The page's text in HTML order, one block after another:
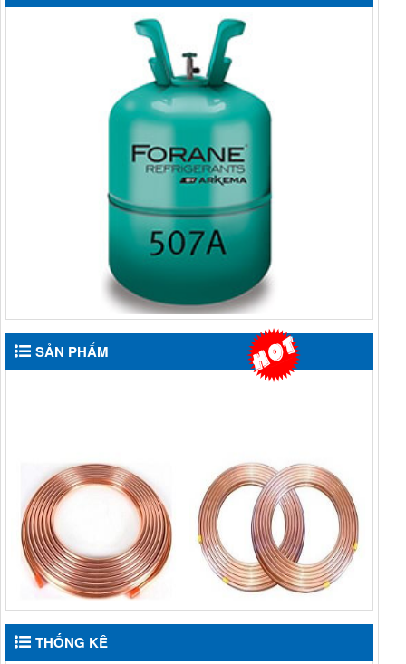
SẢN PHẨM
ỐNG ĐỒNG TRUNG
QUỐC HUAHONG DẠNG
CUỘN
ỐNG ĐỒNG TRUNG
CUỘN
THỐNG KÊ